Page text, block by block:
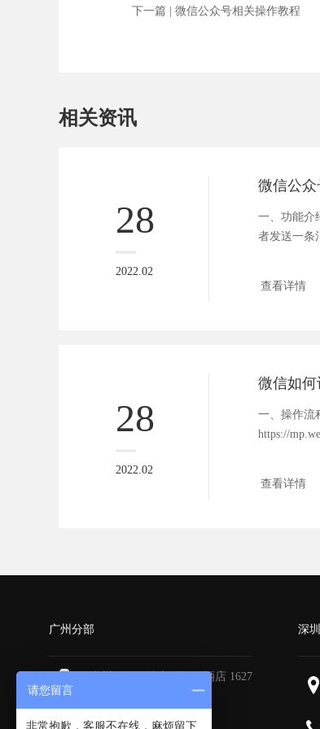
下一篇 | 微信公众号相关操作教程
相关资讯
28
2022.02
微信公
一、功能介
者发送一条
查看详情
28
2022.02
微信如
一、操作流
https://
查看详情
广州分部
广州天河区地中海国际酒店 1627
深
请您留言
非常抱歉，客服不在线，麻烦留下